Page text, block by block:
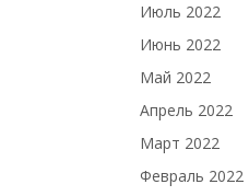
Июль 2022
Июнь 2022
Май 2022
Апрель 2022
Март 2022
Февраль 2022